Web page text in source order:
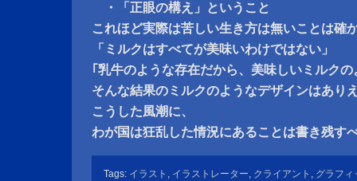
・「正眼の構え」ということ
これほど実際は苦しい生き方は無いことは確
「ミルクはすべてが美味いわけではない」
｢乳牛のような存在だから、美味しいミルクの
そんな結果のミルクのようなデザインはあり
こうした風潮に、
わが国は狂乱した情況にあることは書き残す
Tags: イラスト , イラストレーター, クライアント , グラフィ